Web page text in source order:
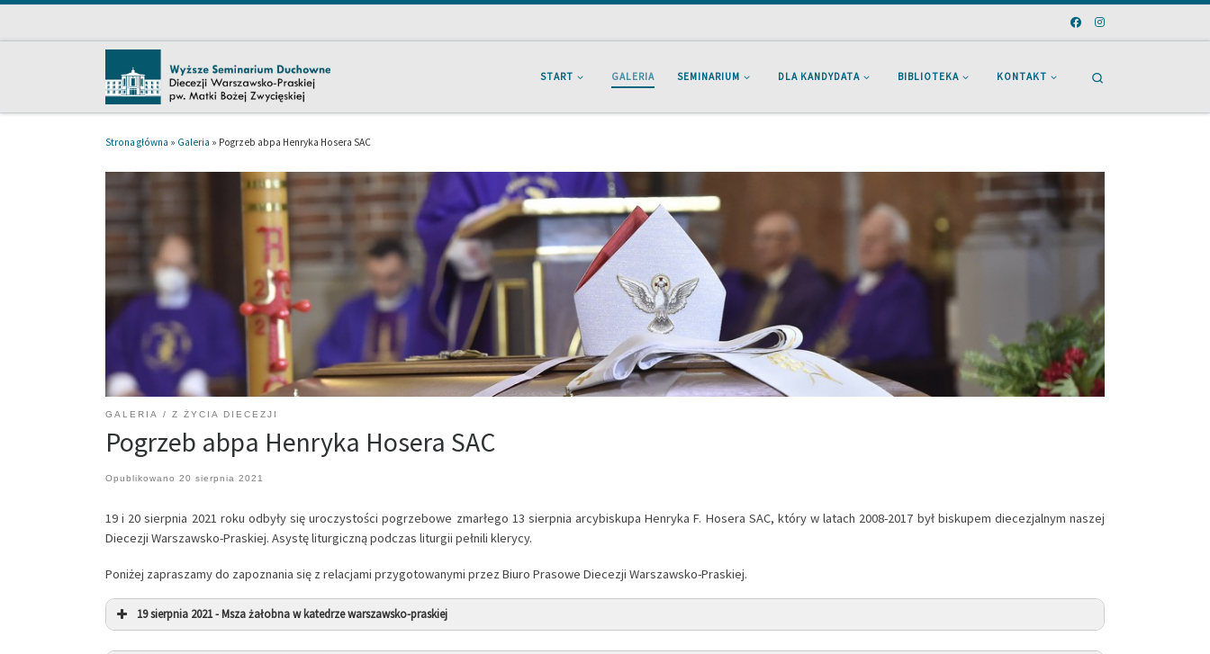
START GALERIA SEMINARIUM DLA KANDYDATA BIBLIOTEKA KONTAKT
Strona główna » Galeria » Pogrzeb abpa Henryka Hosera SAC
GALERIA Z ŻYCIA DIECEZJI
Pogrzeb abpa Henryka Hosera SAC
Opublikowano 20 sierpnia 2021
19 i 20 sierpnia 2021 roku odbyły się uroczystości pogrzebowe zmarłego 13 sierpnia arcybiskupa Henryka F. Hosera SAC, który w latach 2008-2017 był biskupem diecezjalnym naszej
Diecezji Warszawsko-Praskiej. Asystę liturgiczną podczas liturgii pełnili klerycy.
Poniżej zapraszamy do zapoznania się z relacjami przygotowanymi przez Biuro Prasowe Diecezji Warszawsko-Praskiej.
19 sierpnia 2021 - Msza żałobna w katedrze warszawsko-praskiej